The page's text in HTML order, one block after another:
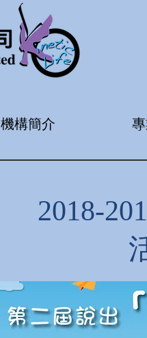
機構簡介
2018-